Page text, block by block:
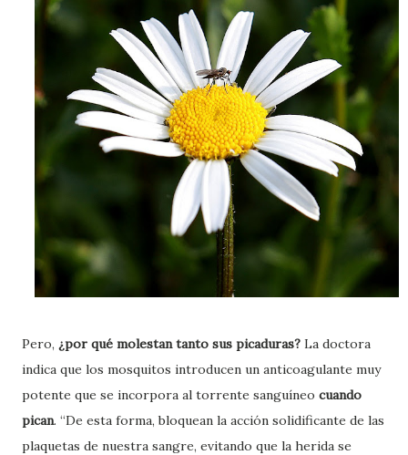
Pero, ¿por qué molestan tanto sus picaduras? La doctora
indica que los mosquitos introducen un anticoagulante muy
potente que se incorpora al torrente sanguíneo cuando
pican. “De esta forma, bloquean la acción solidificante de las
plaquetas de nuestra sangre, evitando que la herida se